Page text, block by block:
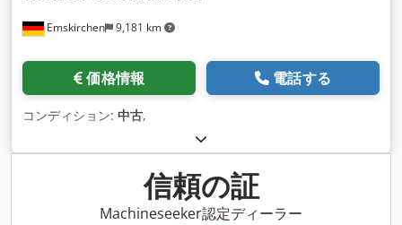
Emskirchen 9,181 km
価格情報 電話する
コンディション: 中古,
信頼の証
Machineseeker認定ディーラー